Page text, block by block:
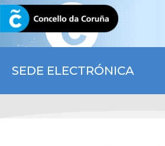
SEDE ELECTRÓNICA
CORUNA.GAL